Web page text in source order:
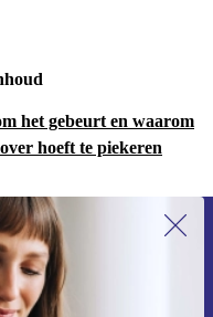
het gebeurt en waarom
hoeft te piekeren
nieuwsbrief en